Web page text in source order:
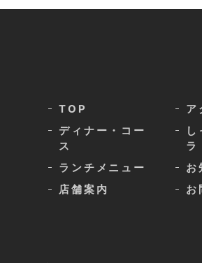
TOP
ディナー・コー
ス
ランチメニュー
店舗案内
ア
ラ
お
お